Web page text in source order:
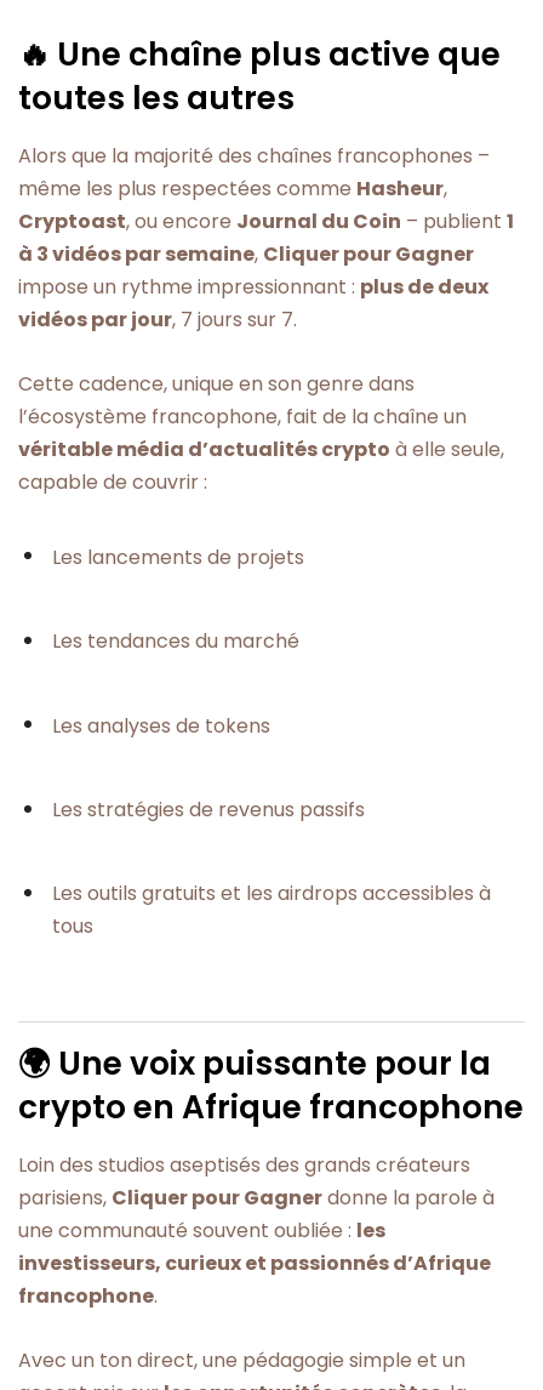
🔥 Une chaîne plus active que
toutes les autres
Alors que la majorité des chaînes francophones –
même les plus respectées comme Hasheur,
Cryptoast, ou encore Journal du Coin – publient 1
à 3 vidéos par semaine, Cliquer pour Gagner
impose un rythme impressionnant : plus de deux
vidéos par jour, 7 jours sur 7.
Cette cadence, unique en son genre dans
l’écosystème francophone, fait de la chaîne un
véritable média d’actualités crypto à elle seule,
capable de couvrir :
Les lancements de projets
Les tendances du marché
Les analyses de tokens
Les stratégies de revenus passifs
Les outils gratuits et les airdrops accessibles à
tous
🌍 Une voix puissante pour la
crypto en Afrique francophone
Loin des studios aseptisés des grands créateurs
parisiens, Cliquer pour Gagnerdonne la parole à
une communauté souvent oubliée : les
investisseurs, curieux et passionnés d’Afrique
francophone.
Avec un ton direct, une pédagogie simple et un